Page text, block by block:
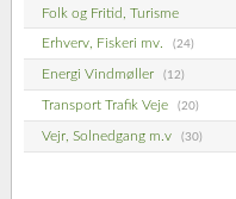
Folk og Fritid, Turisme
Erhverv, Fiskeri mv. (24)
Energi Vindmøller (12)
Transport Trafik Veje (20)
Vejr, Solnedgang m.v (30)